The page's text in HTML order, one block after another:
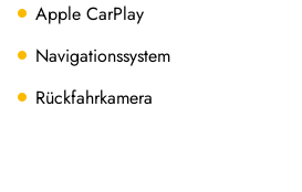
Apple CarPlay
Navigationssystem
Rückfahrkamera